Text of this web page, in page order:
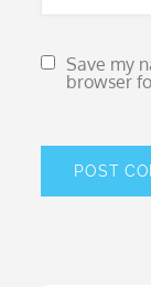
Save my
browser